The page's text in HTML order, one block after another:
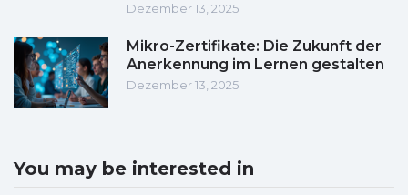
Dezember 13, 2025
Mikro-Zertifikate: Die Zukunft der
Anerkennung im Lernen gestalten
Dezember 13, 2025
You may be interested in